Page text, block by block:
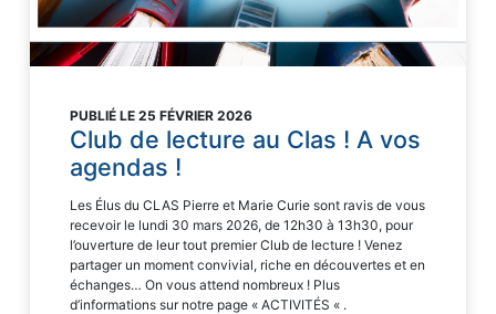
PUBLIÉ LE 25 FÉVRIER 2026
Club de lecture au Clas ! A vos
agendas !
Les Élus du CLAS Pierre et Marie Curie sont ravis de vous
recevoir le lundi 30 mars 2026, de 12h30 à 13h30, pour
l’ouverture de leur tout premier Club de lecture ! Venez
partager un moment convivial, riche en découvertes et en
échanges… On vous attend nombreux ! Plus
d’informations sur notre page « ACTIVITÉS « .